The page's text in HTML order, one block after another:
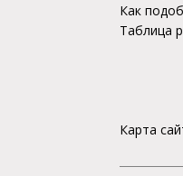
Как
Таблица
Карта